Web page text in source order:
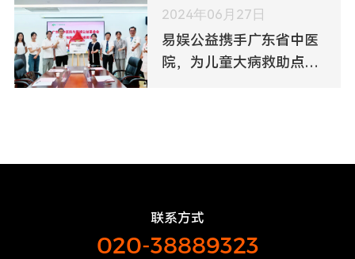
2024年06月27日
易娱公益携手广东省中医
院，为儿童大病救助点亮
联系方式
020-38889323